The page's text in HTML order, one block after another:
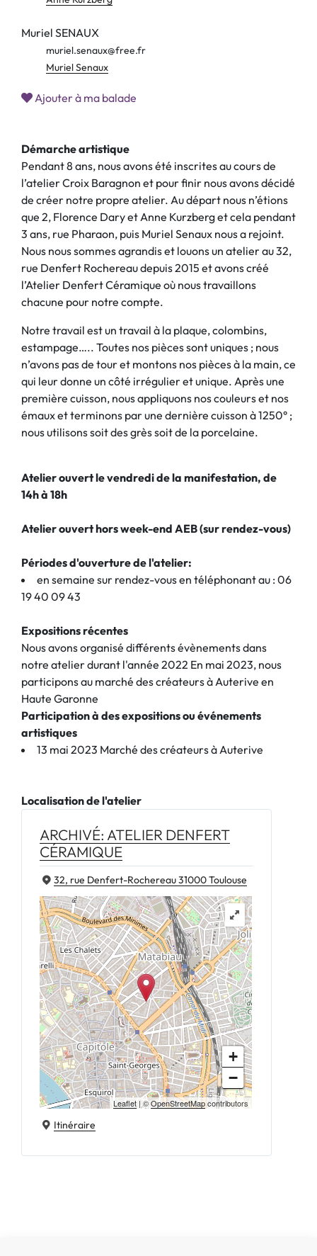
Muriel SENAUX
muriel.senaux@free.fr
Muriel Senaux
Ajouter à ma balade
Démarche artistique
Pendant 8 ans, nous avons été inscrites au cours de
l’atelier Croix Baragnon et pour finir nous avons décidé
de créer notre propre atelier. Au départ nous n’étions
que 2, Florence Dary et Anne Kurzberg et cela pendant
3 ans, rue Pharaon, puis Muriel Senaux nous a rejoint.
Nous nous sommes agrandis et louons un atelier au 32,
rue Denfert Rochereau depuis 2015 et avons créé
l’Atelier Denfert Céramique où nous travaillons
chacune pour notre compte.
Notre travail est un travail à la plaque, colombins,
estampage….. Toutes nos pièces sont uniques ; nous
n’avons pas de tour et montons nos pièces à la main, ce
qui leur donne un côté irrégulier et unique. Après une
première cuisson, nous appliquons nos couleurs et nos
émaux et terminons par une dernière cuisson à 1250° ;
nous utilisons soit des grès soit de la porcelaine.
Atelier ouvert le vendredi de la manifestation, de
14h à 18h
Atelier ouvert hors week-end AEB (sur rendez-vous)
Périodes d'ouverture de l'atelier:
en semaine sur rendez-vous en téléphonant au : 06
19 40 09 43
Expositions récentes
Nous avons organisé différents évènements dans
notre atelier durant l'année 2022 En mai 2023, nous
participons au marché des créateurs à Auterive en
Haute Garonne
Participation à des expositions ou événements
artistiques
13 mai 2023 Marché des créateurs à Auterive
Localisation de l'atelier
ARCHIVÉ: ATELIER DENFERT
CÉRAMIQUE
32, rue Denfert-Rochereau 31000 Toulouse
+
−
Leaflet | ©OpenStreetMapcontributors
Itinéraire